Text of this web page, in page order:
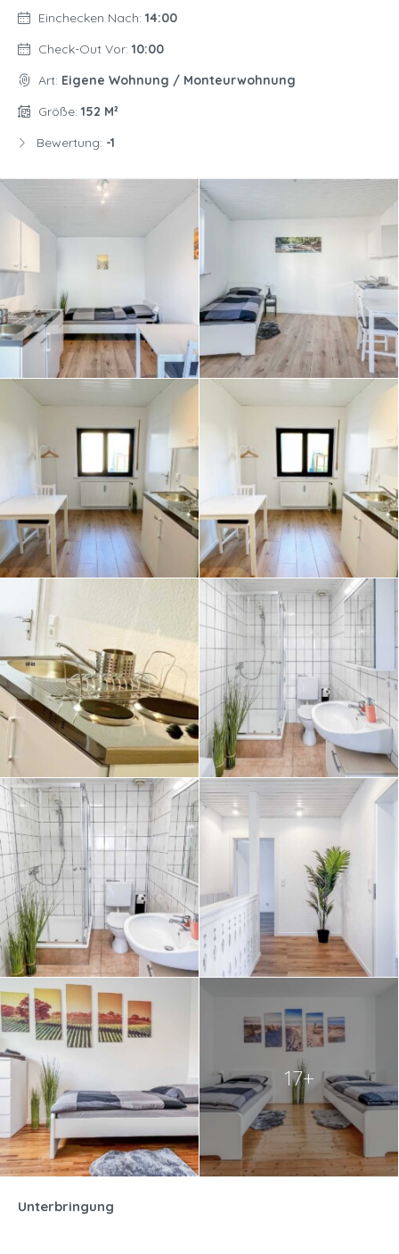
Einchecken Nach: 14:00
Check-Out Vor: 10:00
Art: Eigene Wohnung / Monteurwohnung
Größe: 152 M²
Bewertung: -1
17+
Unterbringung